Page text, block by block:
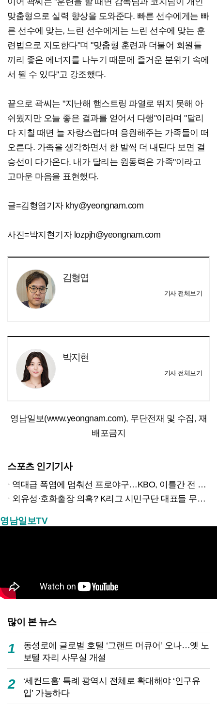
맞춤형으로 실력 향상을 도와준다. 빠른 선수에게는 빠
른 선수에 맞는, 느린 선수에게는 느린 선수에 맞는 훈
련법으로 지도한다"며 "맞춤형 훈련과 더불어 회원들
끼리 좋은 에너지를 나누기 때문에 즐거운 분위기 속에
서 뛸 수 있다"고 강조했다.
끝으로 곽씨는 "지난해 햄스트링 파열로 뛰지 못해 아
쉬웠지만 오늘 좋은 결과를 얻어서 다행"이라며 "달리
다 지칠 때면 늘 자랑스럽다며 응원해주는 가족들이 떠
오른다. 가족을 생각하면서 한 발씩 더 내딛다 보면 결
승선이 다가온다. 내가 달리는 원동력은 가족"이라고
고마운 마음을 표현했다.
글=김형엽기자 khy@yeongnam.com
사진=박지현기자 lozpjh@yeongnam.com
김형엽
기사 전체보기
박지현
기사 전체보기
영남일보(www.yeongnam.com), 무단전재 및 수집, 재
배포금지
스포츠 인기기사
역대급 폭염에 멈춰선 프로야구…KBO, 이틀간 전 경기 전격 취소
외유성·호화출장 의혹? K리그 시민구단 대표들 무더기 고발당해
영남일보TV
많이 본 뉴스
1
동성로에 글로벌 호텔 ‘그랜드 머큐어’ 오나…옛 노
보텔 자리 사무실 개설
2
‘세컨드홈’ 특례 광역시 전체로 확대해야 ‘인구유
입’ 가능하다